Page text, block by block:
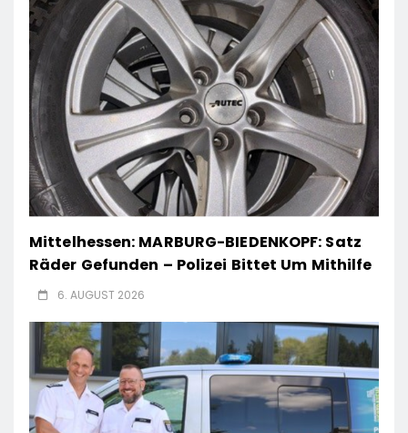
Mittelhessen: MARBURG-BIEDENKOPF: Satz
Räder Gefunden – Polizei Bittet Um Mithilfe
6. AUGUST 2026